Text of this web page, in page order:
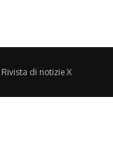
Rivista di notizie X